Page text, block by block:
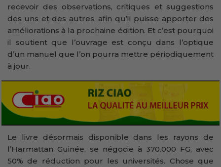
recevoir des observations, critiques et suggestions
des uns et des autres, afin qu’il puisse apporter des
améliorations à la prochaine édition. Et c’est pourquoi
il soutient que l’ouvrage est conçu dans l’optique
d’un manuel que l’on pourra mettre périodiquement
à jour.
Le livre désormais disponible dans les rayons de
l’Harmattan Guinée, se négocie à 370.000 FG, avec
50% de réduction pour les universités. Chose que